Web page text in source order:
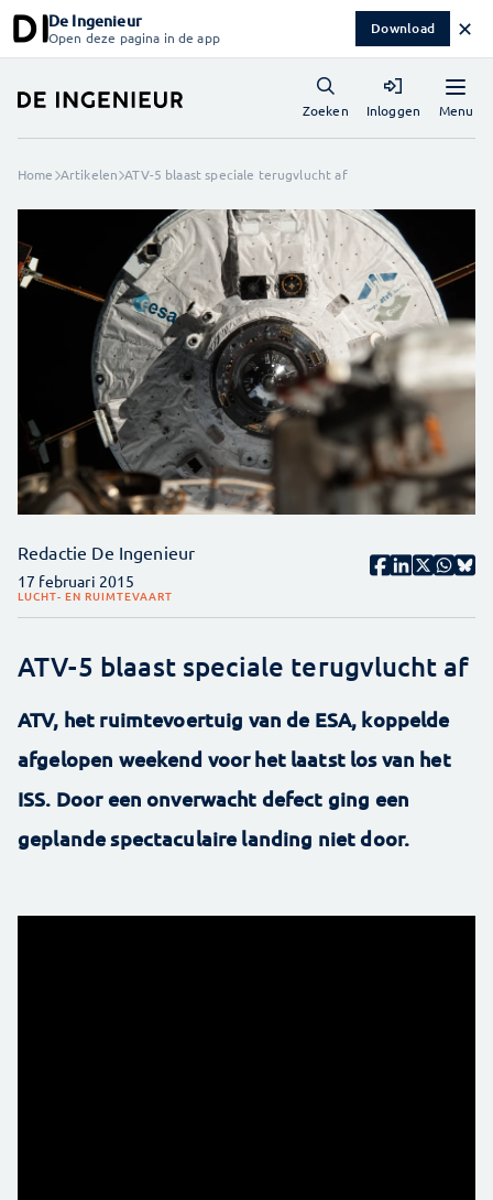
De Ingenieur
Open deze pagina in de app Download ✕
Menu
Zoeken Inloggen
Home Artikelen ATV-5 blaast speciale terugvlucht af
Redactie De Ingenieur
17 februari 2015
LUCHT- EN RUIMTEVAART
ATV-5 blaast speciale terugvlucht af
ATV, het ruimtevoertuig van de ESA, koppelde
afgelopen weekend voor het laatst los van het
ISS. Door een onverwacht defect ging een
geplande spectaculaire landing niet door.